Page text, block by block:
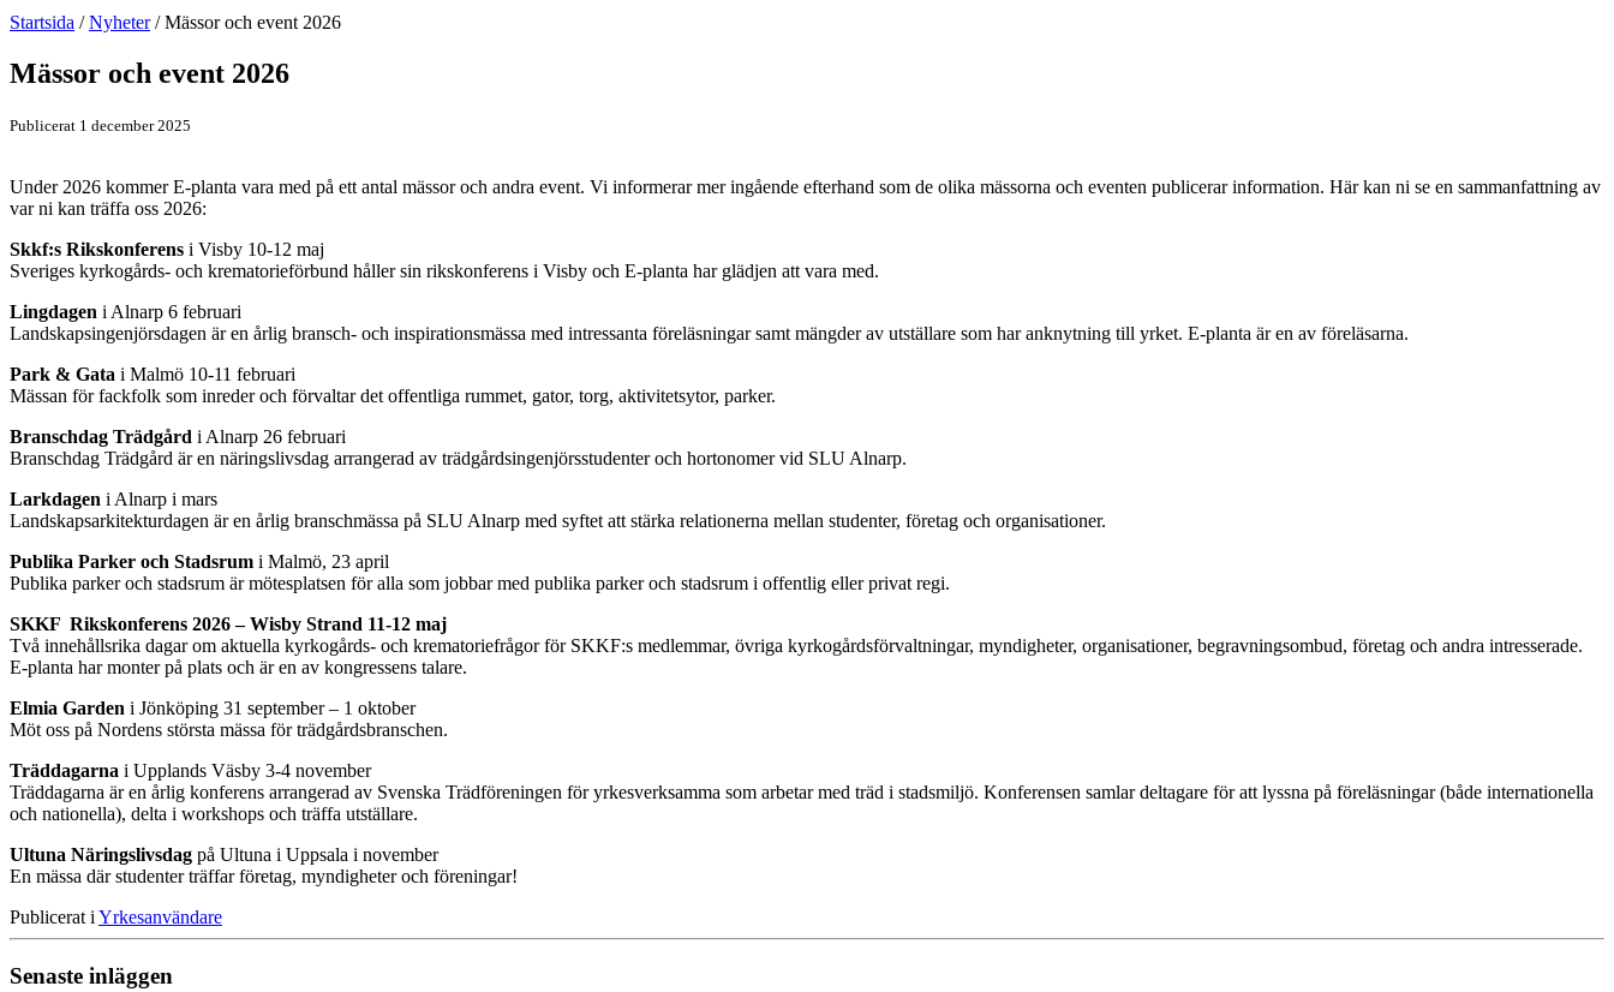
Startsida /Nyheter/Mässor och event 2026
Mässor och event 2026
Publicerat 1 december 2025
Under 2026 kommer E-planta vara med på ett antal mässor och andra event. Vi informerar mer ingående efterhand som de olika mässorna och eventen publicerar information. Här kan ni se en sammanfattning av
var ni kan träffa oss 2026:
Skkf:s Rikskonferens i Visby 10-12 maj
Sveriges kyrkogårds- och krematorieförbund håller sin rikskonferens i Visby och E-planta har glädjen att vara med.
Lingdagen i Alnarp 6 februari
Landskapsingenjörsdagen är en årlig bransch- och inspirationsmässa med intressanta föreläsningar samt mängder av utställare som har anknytning till yrket. E-planta är en av föreläsarna.
Park & Gata i Malmö 10-11 februari
Mässan för fackfolk som inreder och förvaltar det offentliga rummet, gator, torg, aktivitetsytor, parker.
Branschdag Trädgård i Alnarp 26 februari
Branschdag Trädgård är en näringslivsdag arrangerad av trädgårdsingenjörsstudenter och hortonomer vid SLU Alnarp.
Larkdagen i Alnarp i mars
Landskapsarkitekturdagen är en årlig branschmässa på SLU Alnarp med syftet att stärka relationerna mellan studenter, företag och organisationer.
Publika Parker och Stadsrum i Malmö, 23 april
Publika parker och stadsrum är mötesplatsen för alla som jobbar med publika parker och stadsrum i offentlig eller privat regi.
SKKF Rikskonferens 2026 – Wisby Strand 11-12 maj
Två innehållsrika dagar om aktuella kyrkogårds- och krematoriefrågor för SKKF:s medlemmar, övriga kyrkogårdsförvaltningar, myndigheter, organisationer, begravningsombud, företag och andra intresserade.
E-planta har monter på plats och är en av kongressens talare.
Elmia Garden i Jönköping 31 september – 1 oktober
Möt oss på Nordens största mässa för trädgårdsbranschen.
Träddagarna i Upplands Väsby 3-4 november
Träddagarna är en årlig konferens arrangerad av Svenska Trädföreningen för yrkesverksamma som arbetar med träd i stadsmiljö. Konferensen samlar deltagare för att lyssna på föreläsningar (både internationella
och nationella), delta i workshops och träffa utställare.
Ultuna Näringslivsdag på Ultuna i Uppsala i november
En mässa där studenter träffar företag, myndigheter och föreningar!
Publicerat i Yrkesanvändare
Senaste inläggen